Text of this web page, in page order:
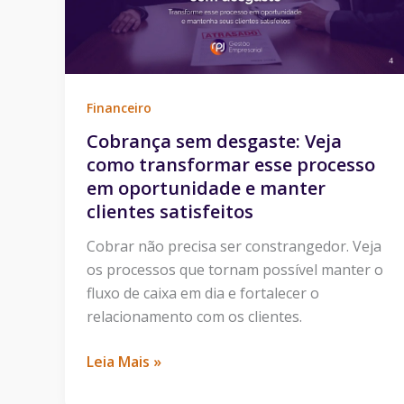
Financeiro
Cobrança sem desgaste: Veja
como transformar esse processo
em oportunidade e manter
clientes satisfeitos
Cobrar não precisa ser constrangedor. Veja
os processos que tornam possível manter o
fluxo de caixa em dia e fortalecer o
relacionamento com os clientes.
transformar
processo
oportunidade
e
manter
clientes
satisfeitos
Leia Mais »